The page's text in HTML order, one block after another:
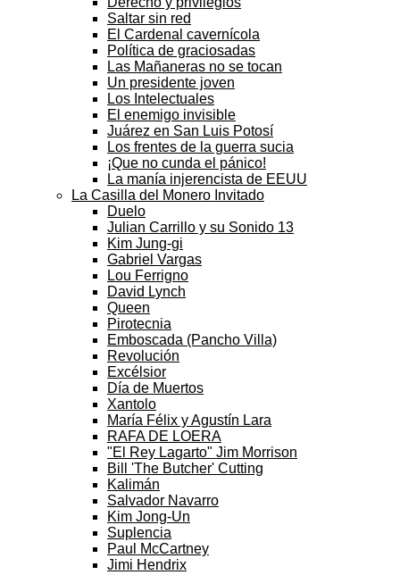
Saltar sin red
El Cardenal cavernícola
Política de graciosadas
Las Mañaneras no se tocan
Un presidente joven
Los Intelectuales
El enemigo invisible
Juárez en San Luis Potosí
Los frentes de la guerra sucia
¡Que no cunda el pánico!
La manía injerencista de EEUU
La Casilla del Monero Invitado
Duelo
Julian Carrillo y su Sonido 13
Kim Jung-gi
Gabriel Vargas
Lou Ferrigno
David Lynch
Queen
Pirotecnia
Emboscada (Pancho Villa)
Revolución
Excélsior
Día de Muertos
Xantolo
María Félix y Agustín Lara
RAFA DE LOERA
"El Rey Lagarto" Jim Morrison
Bill 'The Butcher' Cutting
Kalimán
Salvador Navarro
Kim Jong-Un
Suplencia
Paul McCartney
Jimi Hendrix